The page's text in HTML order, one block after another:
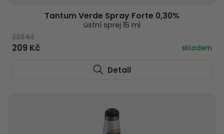
Tantum Verde Spray Forte 0,30%
ústní sprej 15 ml
229 Kč
209 Kč skladem
Detail